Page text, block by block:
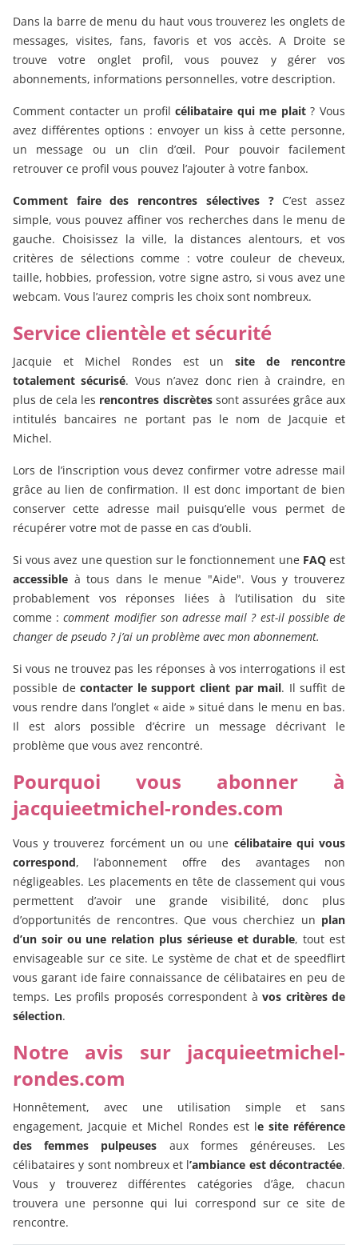
Dans la barre de menu du haut vous trouverez les onglets de
messages, visites, fans, favoris et vos accès. A Droite se
trouve votre onglet profil, vous pouvez y gérer vos
abonnements, informations personnelles, votre description.
Comment contacter un profilcélibataire qui me plait? Vous
avez différentes options : envoyer un kiss à cette personne,
un message ou un clin d’œil. Pour pouvoir facilement
retrouver ce profil vous pouvez l’ajouter à votre fanbox.
Comment faire des rencontres sélectives ?C’est assez
simple, vous pouvez affiner vos recherches dans le menu de
gauche. Choisissez la ville, la distances alentours, et vos
critères de sélections comme : votre couleur de cheveux,
taille, hobbies, profession, votre signe astro, si vous avez une
webcam. Vous l’aurez compris les choix sont nombreux.
Service clientèle et sécurité
Jacquie et Michel Rondes est unsite de rencontre
totalement sécurisé. Vous n’avez donc rien à craindre, en
plus de cela les rencontres discrètessont assurées grâce aux
intitulés bancaires ne portant pas le nom de Jacquie et
Michel.
Lors de l’inscription vous devez confirmer votre adresse mail
grâce au lien de confirmation. Il est donc important de bien
conserver cette adresse mail puisqu’elle vous permet de
récupérer votre mot de passe en cas d’oubli.
Si vous avez une question sur le fonctionnement une FAQest
accessible à tous dans le menue "Aide". Vous y trouverez
probablement vos réponses liées à l’utilisation du site
comme :comment modifier son adresse mail ? est-il possible de
changer de pseudo ? j’ai un problème avec mon abonnement.
Si vous ne trouvez pas les réponses à vos interrogations il est
possible decontacter le support client par mail. Il suffit de
vous rendre dans l’onglet « aide » situé dans le menu en bas.
Il est alors possible d’écrire un message décrivant le
problème que vous avez rencontré.
Pourquoi vous abonner à
jacquieetmichel-rondes.com
Vous y trouverez forcément un ou une célibataire qui vous
correspond, l’abonnement offre des avantages non
négligeables. Les placements en tête de classement qui vous
permettent d’avoir une grande visibilité, donc plus
d’opportunités de rencontres. Que vous cherchiez un plan
d’un soir ou une relation plus sérieuse et durable, tout est
envisageable sur ce site. Le système de chat et de speedflirt
vous garant ide faire connaissance de célibataires en peu de
temps. Les profils proposés correspondent à vos critères de
sélection.
Notre avis sur jacquieetmichel-
rondes.com
Honnêtement, avec une utilisation simple et sans
engagement, Jacquie et Michel Rondes est le site référence
des femmes pulpeuses aux formes généreuses. Les
célibataires y sont nombreux et l’ambiance est décontractée.
Vous y trouverez différentes catégories d’âge, chacun
trouvera une personne qui lui correspond sur ce site de
rencontre.